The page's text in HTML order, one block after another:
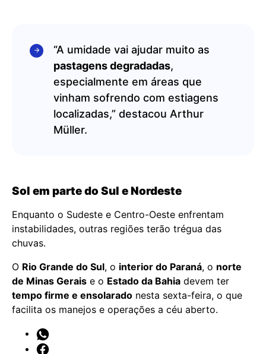
“A umidade vai ajudar muito as
pastagens degradadas,
especialmente em áreas que
vinham sofrendo com estiagens
localizadas,” destacou Arthur
Müller.
Sol em parte do Sul e Nordeste
Enquanto o Sudeste e Centro-Oeste enfrentam
instabilidades, outras regiões terão trégua das
chuvas.
O Rio Grande do Sul, o interior do Paraná, o norte
de Minas Gerais e o Estado da Bahia devem ter
tempo firme e ensolarado nesta sexta-feira, o que
facilita os manejos e operações a céu aberto.